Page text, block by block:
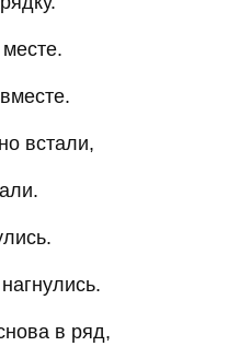
встали,
в ряд,